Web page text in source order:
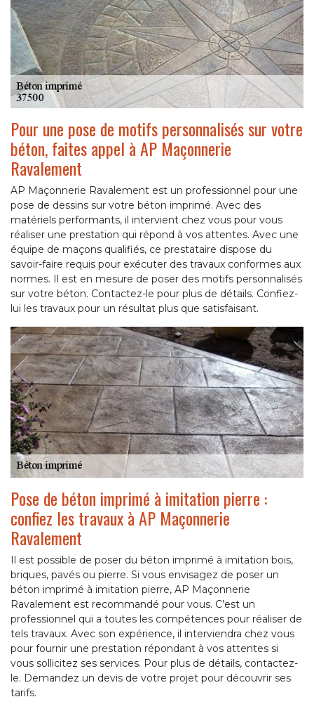
Pour une pose de motifs personnalisés sur votre
béton, faites appel à AP Maçonnerie
Ravalement
AP Maçonnerie Ravalement est un professionnel pour une
pose de dessins sur votre béton imprimé. Avec des
matériels performants, il intervient chez vous pour vous
réaliser une prestation qui répond à vos attentes. Avec une
équipe de maçons qualifiés, ce prestataire dispose du
savoir-faire requis pour exécuter des travaux conformes aux
normes. Il est en mesure de poser des motifs personnalisés
sur votre béton. Contactez-le pour plus de détails. Confiez-
lui les travaux pour un résultat plus que satisfaisant.
Pose de béton imprimé à imitation pierre :
confiez les travaux à AP Maçonnerie
Ravalement
Il est possible de poser du béton imprimé à imitation bois,
briques, pavés ou pierre. Si vous envisagez de poser un
béton imprimé à imitation pierre, AP Maçonnerie
Ravalement est recommandé pour vous. C’est un
professionnel qui a toutes les compétences pour réaliser de
tels travaux. Avec son expérience, il interviendra chez vous
pour fournir une prestation répondant à vos attentes si
vous sollicitez ses services. Pour plus de détails, contactez-
le. Demandez un devis de votre projet pour découvrir ses
tarifs.